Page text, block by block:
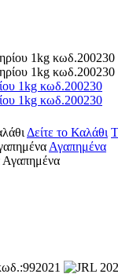
1kg κωδ.200230
1kg κωδ.200230
Δείτε το Καλάθι
Αγαπημένα
Αγαπημένα